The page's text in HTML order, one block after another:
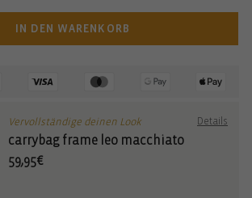
IN DEN WARENKORB
Vervollständige deinen Look Details
carrybag frame leo macchiato
59,95€